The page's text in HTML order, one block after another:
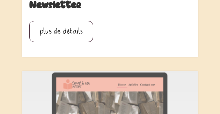
Newsletter
plus de détails